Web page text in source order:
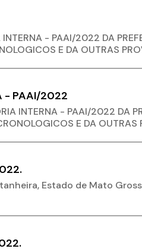
- PAAI/2022 DA
E DA OUTRAS
- PAAI/2022
INTERNA - PAAI/2022 DA
E DA OUTRAS
Estado de Mato